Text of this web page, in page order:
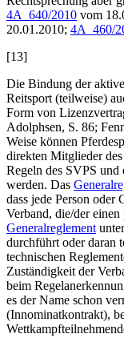
4A_640/2010 vom
20.01.2010; 4A_460/
[13]
Die Bindung der
Reitsport (teilweise)
Form von
Adolphsen, S. 86;
Weise können
direkten Mitglieder
Regeln des SVPS und
werden. Das
dass jede Person oder
Verband, die/der
Generalreglement
durchführt oder daran
technischen
Zuständigkeit der
beim
es der Name schon
(Innominatkontrakt),